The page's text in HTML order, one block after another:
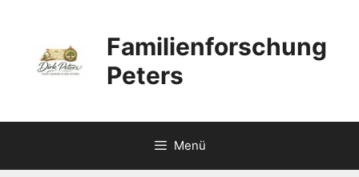
springen
Familienforschung
Peters
Menü